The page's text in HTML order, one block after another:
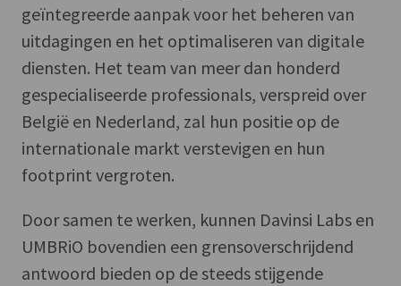
geïntegreerde aanpak voor het beheren van
uitdagingen en het optimaliseren van digitale
diensten. Het team van meer dan honderd
gespecialiseerde professionals, verspreid over
België en Nederland, zal hun positie op de
internationale markt verstevigen en hun
footprint vergroten.
Door samen te werken, kunnen Davinsi Labs en
UMBRiO bovendien een grensoverschrijdend
antwoord bieden op de steeds stijgende